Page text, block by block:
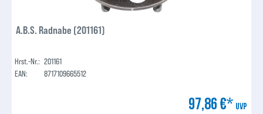
A.B.S. Radnabe (201161)
Hrst.-Nr.: 201161
EAN:
8717109665512
97,86 €* UVP